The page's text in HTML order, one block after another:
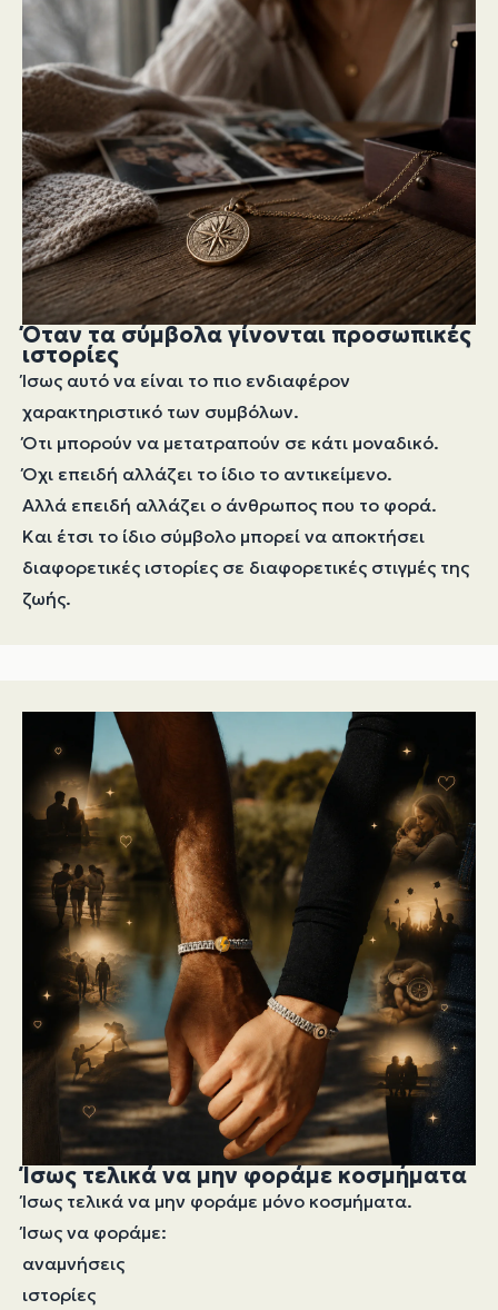
Όταν τα σύμβολα γίνονται προσωπικές
ιστορίες
Ίσως αυτό να είναι το πιο ενδιαφέρον
χαρακτηριστικό των συμβόλων.
Ότι μπορούν να μετατραπούν σε κάτι μοναδικό.
Όχι επειδή αλλάζει το ίδιο το αντικείμενο.
Αλλά επειδή αλλάζει ο άνθρωπος που το φορά.
Και έτσι το ίδιο σύμβολο μπορεί να αποκτήσει
διαφορετικές ιστορίες σε διαφορετικές στιγμές της
ζωής.
Ίσως τελικά να μην φοράμε κοσμήματα
Ίσως τελικά να μην φοράμε μόνο κοσμήματα.
Ίσως να φοράμε:
αναμνήσεις
ιστορίες